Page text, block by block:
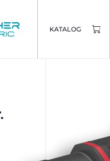
KATALOG